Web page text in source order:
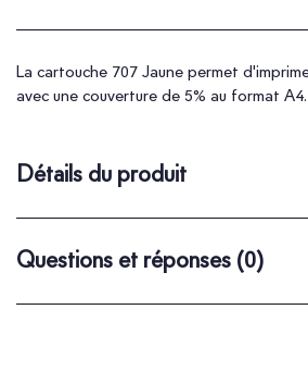
La cartouche 707 Jaune permet
avec une couverture de 5% au format A4.
Détails du produit
Questions et réponses (0)